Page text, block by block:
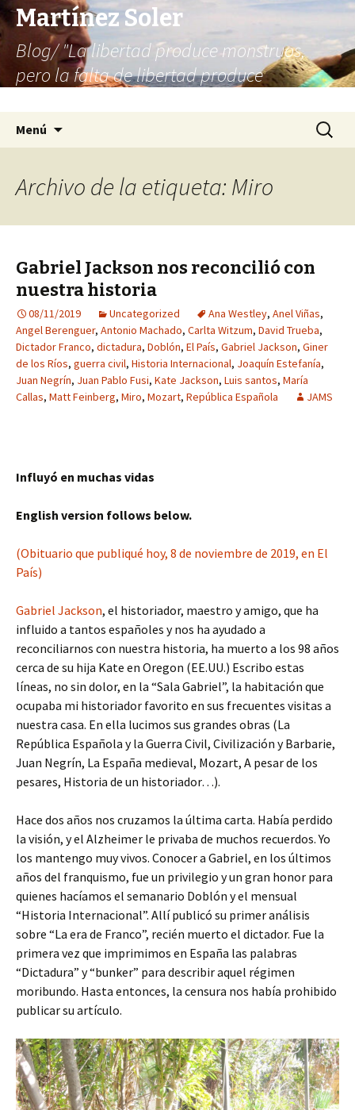
Martínez Soler
Blog/ "La libertad produce monstruos,
pero la falta de libertad produce
Menú Buscar:
Archivo de la etiqueta: Miro
Gabriel Jackson nos reconcilió con
nuestra historia
08/11/2019 Uncategorized Ana Westley, Anel Viñas,
Angel Berenguer, Antonio Machado, Carlta Witzum, David Trueba,
Dictador Franco, dictadura, Doblón, El País, Gabriel Jackson, Giner
de los Ríos, guerra civil, Historia Internacional, Joaquín Estefanía,
Juan Negrín, Juan Pablo Fusi, Kate Jackson, Luis santos, María
Callas, Matt Feinberg, Miro, Mozart, República Española JAMS
Influyó en muchas vidas
English version follows below.
(Obituario que publiqué hoy, 8 de noviembre de 2019, en El
País)
Gabriel Jackson, el historiador, maestro y amigo, que ha
influido a tantos españoles y nos ha ayudado a
reconciliarnos con nuestra historia, ha muerto a los 98 años
cerca de su hija Kate en Oregon (EE.UU.) Escribo estas
líneas, no sin dolor, en la “Sala Gabriel”, la habitación que
ocupaba mi historiador favorito en sus frecuentes visitas a
nuestra casa. En ella lucimos sus grandes obras (La
República Española y la Guerra Civil, Civilización y Barbarie,
Juan Negrín, La España medieval, Mozart, A pesar de los
pesares, Historia de un historiador…).
Hace dos años nos cruzamos la última carta. Había perdido
la visión, y el Alzheimer le privaba de muchos recuerdos. Yo
los mantengo muy vivos. Conocer a Gabriel, en los últimos
años del franquismo, fue un privilegio y un gran honor para
quienes hacíamos el semanario Doblón y el mensual
“Historia Internacional”. Allí publicó su primer análisis
sobre “La era de Franco”, recién muerto el dictador. Fue la
primera vez que imprimimos en España las palabras
“Dictadura” y “bunker” para describir aquel régimen
moribundo. Hasta entonces, la censura nos había prohibido
publicar su artículo.